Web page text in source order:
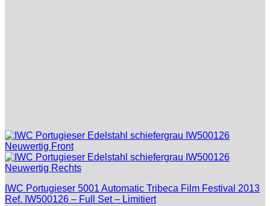
IWC Portugieser 5001 Automatic Tribeca Film Festival 2013
Ref. IW500126 – Full Set – Limitiert